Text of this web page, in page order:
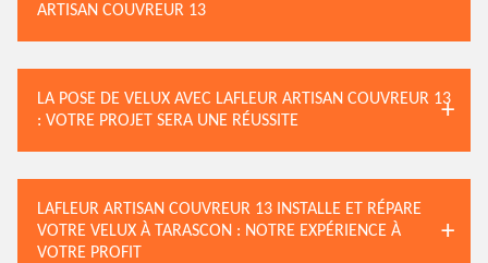
ARTISAN COUVREUR 13
LA POSE DE VELUX AVEC LAFLEUR ARTISAN COUVREUR 13
: VOTRE PROJET SERA UNE RÉUSSITE
LAFLEUR ARTISAN COUVREUR 13 INSTALLE ET RÉPARE
VOTRE VELUX À TARASCON : NOTRE EXPÉRIENCE À
VOTRE PROFIT